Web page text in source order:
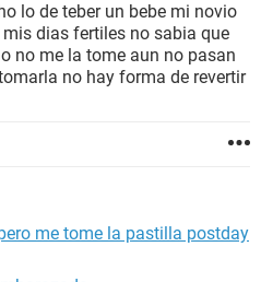
lo de teber un bebe mi novio
dias fertiles no sabia que
no me la tome aun no pasan
no hay forma de revertir
me tome la pastilla postday